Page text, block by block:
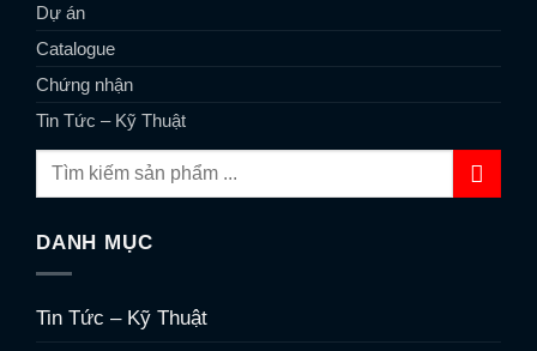
Dự án
Catalogue
Chứng nhận
Tin Tức – Kỹ Thuật
DANH MỤC
Tin Tức – Kỹ Thuật